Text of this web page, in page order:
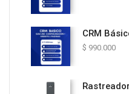
$ 990.000